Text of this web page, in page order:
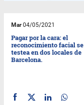
Mar04/05/2021
Pagar por la cara: el
reconocimiento facial se
testea en dos locales de
Barcelona.